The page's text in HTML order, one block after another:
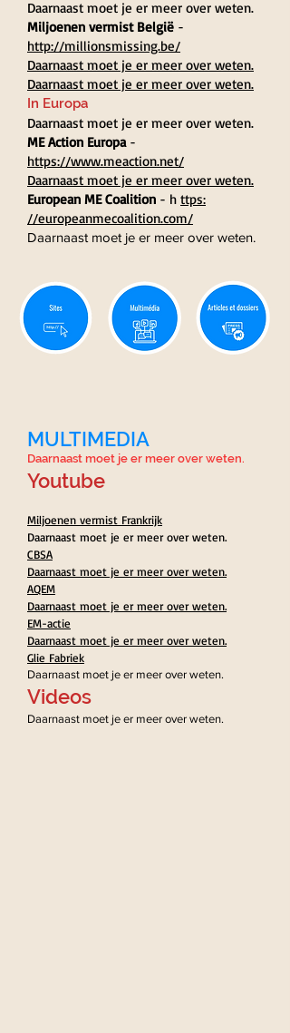
Daarnaast moet je er meer over weten.
Miljoenen vermist België -
http://millionsmissing.be/
Daarnaast moet je er meer over weten.
Daarnaast moet je er meer over weten.
In Europa
Daarnaast moet je er meer over weten.
ME Action Europa-
https://www.meaction.net/
Daarnaast moet je er meer over weten.
European ME Coalition - h ttps:
//europeanmecoalition.com/
Daarnaast moet je er meer over weten.
MULTIMEDIA
Daarnaast moet je er meer over weten.
Youtube
Miljoenen vermist Frankrijk
Daarnaast moet je er meer over weten.
CBSA
Daarnaast moet je er meer over weten.
AQEM
Daarnaast moet je er meer over weten.
EM-actie
Daarnaast moet je er meer over weten.
Glie Fabriek
Daarnaast moet je er meer over weten.
Videos
Daarnaast moet je er meer over weten.